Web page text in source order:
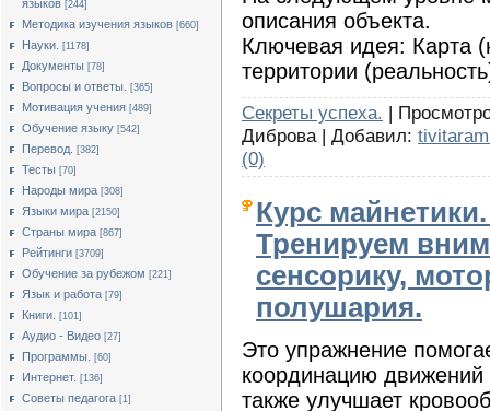
языков [244]
Методика изучения языков [660]
Науки. [1178]
Документы [78]
Вопросы и ответы. [365]
Мотивация учения [489]
Обучение языку [542]
Перевод. [382]
Тесты [70]
Народы мира [308]
Языки мира [2150]
Страны мира [867]
Рейтинги [3709]
Обучение за рубежом [221]
Язык и работа [79]
Книги. [101]
Аудио - Видео [27]
Программы. [60]
Интернет. [136]
Советы педагога [1]
описания объекта.
Ключевая идея: Карта
территории
Секреты успеха. |
Диброва | Добавил:
(0)
Курс
Тренируем
сенсорику,
полушария.
Это упражнение
координацию
также улучшает